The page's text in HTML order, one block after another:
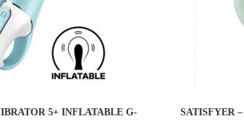
5+ INFLATABLE G-
SATISFYER